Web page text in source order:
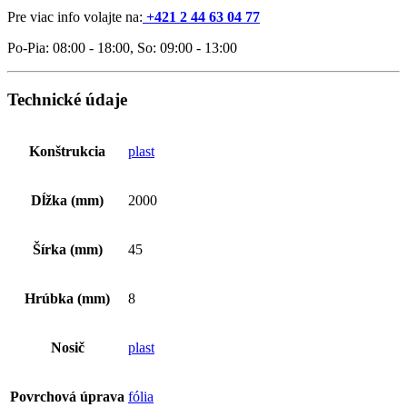
Pre viac info volajte na: +421 2 44 63 04 77
Po-Pia: 08:00 - 18:00, So: 09:00 - 13:00
Technické údaje
Konštrukcia plast
Dĺžka (mm) 2000
Šírka (mm) 45
Hrúbka (mm) 8
Nosič plast
Povrchová úprava fólia